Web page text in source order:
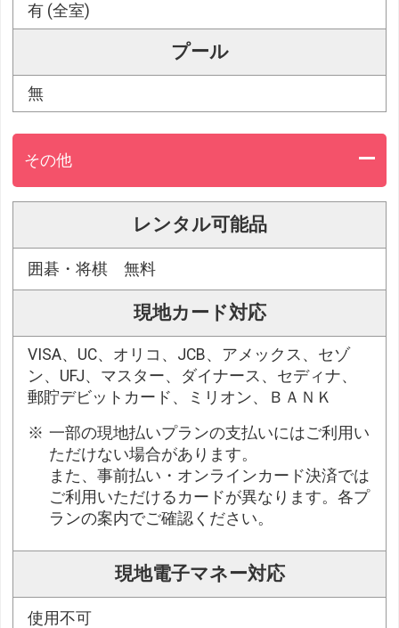
有 (全室)
プール
無
その他
レンタル可能品
囲碁・将棋 無料
現地カード対応
VISA、UC、オリコ、JCB、アメックス、セゾ
ン、UFJ、マスター、ダイナース、セディナ、
郵貯デビットカード、ミリオン、ＢＡＮＫ
一部の現地払いプランの支払いにはご利用い
ただけない場合があります。
また、事前払い・オンラインカード決済では
ご利用いただけるカードが異なります。各プ
ランの案内でご確認ください。
現地電子マネー対応
使用不可